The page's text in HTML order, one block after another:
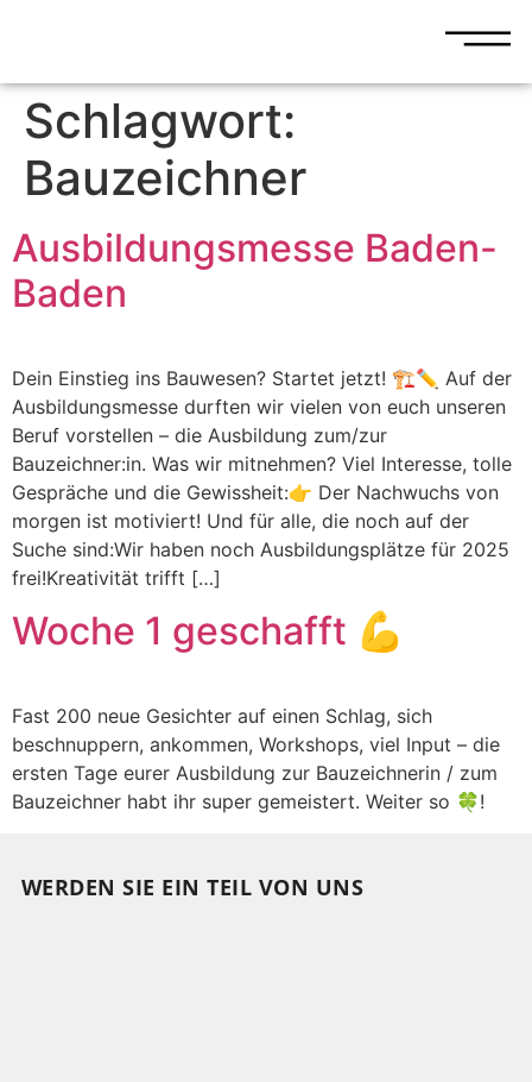
Schlagwort:
Bauzeichner
Ausbildungsmesse Baden-
Baden
Dein Einstieg ins Bauwesen? Startet jetzt! 🏗️✏️ Auf der
Ausbildungsmesse durften wir vielen von euch unseren
Beruf vorstellen – die Ausbildung zum/zur
Bauzeichner:in. Was wir mitnehmen? Viel Interesse, tolle
Gespräche und die Gewissheit:👉 Der Nachwuchs von
morgen ist motiviert! Und für alle, die noch auf der
Suche sind:Wir haben noch Ausbildungsplätze für 2025
frei!Kreativität trifft […]
Woche 1 geschafft 💪
Fast 200 neue Gesichter auf einen Schlag, sich
beschnuppern, ankommen, Workshops, viel Input – die
ersten Tage eurer Ausbildung zur Bauzeichnerin / zum
Bauzeichner habt ihr super gemeistert. Weiter so 🍀!
WERDEN SIE EIN TEIL VON UNS